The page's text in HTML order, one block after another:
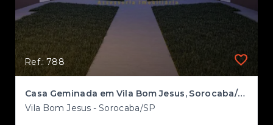
Ref.: 788
Casa Geminada em Vila Bom Jesus, Sorocaba/SP
Vila Bom Jesus - Sorocaba/SP